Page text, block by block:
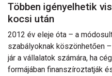
Többen igényelhetik
kocsi után
2012 év eleje óta – a
szabályoknak köszönhetően
jár a vállalatok számára, ha
formájában finanszíroztatják